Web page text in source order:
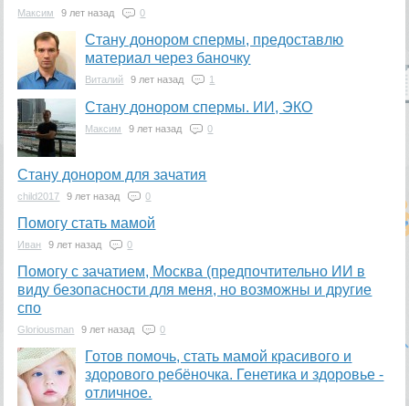
Максим 9 лет назад 0
Стану донором спермы, предоставлю
материал через баночку
Виталий 9 лет назад 1
Стану донором спермы. ИИ, ЭКО
Максим 9 лет назад 0
Стану донором для зачатия
child2017 9 лет назад 0
Помогу стать мамой
Иван 9 лет назад 0
Помогу с зачатием, Москва (предпочтительно ИИ в
виду безопасности для меня, но возможны и другие
спо
Gloriousman 9 лет назад 0
Готов помочь, стать мамой красивого и
здорового ребёночка. Генетика и здоровье -
отличное.